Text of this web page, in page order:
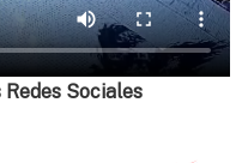
Sociales